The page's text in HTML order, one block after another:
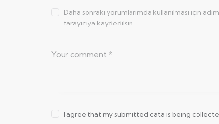
Daha sonraki yorumlarımda kullanılması için
tarayıcıya kaydedilsin.
I agree that my submitted data is being